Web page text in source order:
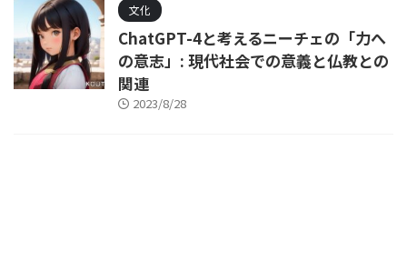
文化
ChatGPT-4と考えるニーチェの「力へ
の意志」: 現代社会での意義と仏教との
関連
2023/8/28